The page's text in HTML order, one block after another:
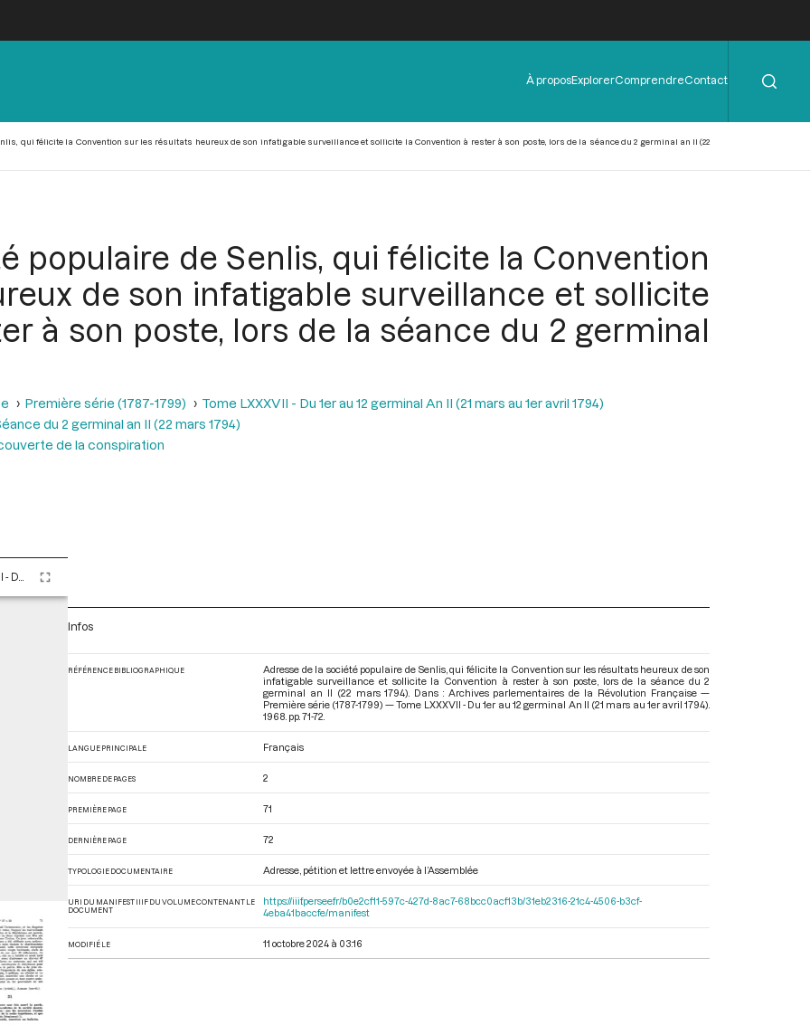
Menu
de
À proposExplorerComprendreContact
qui félicite la Convention sur les résultats heureux de son infatigable surveillance et sollicite la Convention à rester à son poste, lors de la séance du 2 germinal an II (22
populaire de Senlis, qui félicite la Convention
de son infatigable surveillance et sollicite
à son poste, lors de la séance du 2 germinal
Première série (1787-1799)
Tome LXXXVII - Du 1er au 12 germinal An II (21 mars au 1er avril 1794)
du 2 germinal an II (22 mars 1794)
de la conspiration
Infos
RÉFÉRENCE BIBLIOGRAPHIQUE
Adresse de la société populaire de Senlis, qui félicite la Convention sur les résultats heureux de son
infatigable surveillance et sollicite la Convention à rester à son poste, lors de la séance du 2
germinal an II (22 mars 1794). Dans : Archives parlementaires de la Révolution Française —
Première série (1787-1799) — Tome LXXXVII - Du 1er au 12 germinal An II (21 mars au 1er avril 1794)
1968. pp. 71-72.
LANGUE PRINCIPALE Français
NOMBRE DE PAGES 2
PREMIÈRE PAGE 71
DERNIÈRE PAGE 72
TYPOLOGIE DOCUMENTAIRE Adresse, pétition et lettre envoyée à l’Assemblée
URI DU MANIFEST IIIF DU VOLUME CONTENANT LE
DOCUMENT
https://iiif.persee.fr/b0e2cf11-597c-427d-8ac7-68bcc0acf13b/31eb2316-21c4-4506-b3cf-
4eba41baccfe/manifest
MODIFIÉ LE 11 octobre 2024 à 03:16